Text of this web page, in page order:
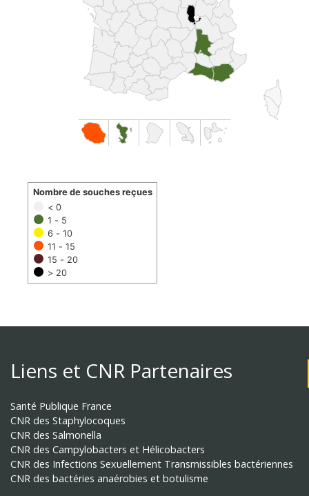
< 0
1 - 5
6 - 10
11 - 15
15 - 20
> 20
Nombre de souches reçues
Liens et CNR Partenaires
Santé Publique France
CNR des Staphylocoques
CNR des Salmonella
CNR des Campylobacters et Hélicobacters
CNR des Infections Sexuellement Transmissibles bactériennes
CNR des bactéries anaérobies et botulisme